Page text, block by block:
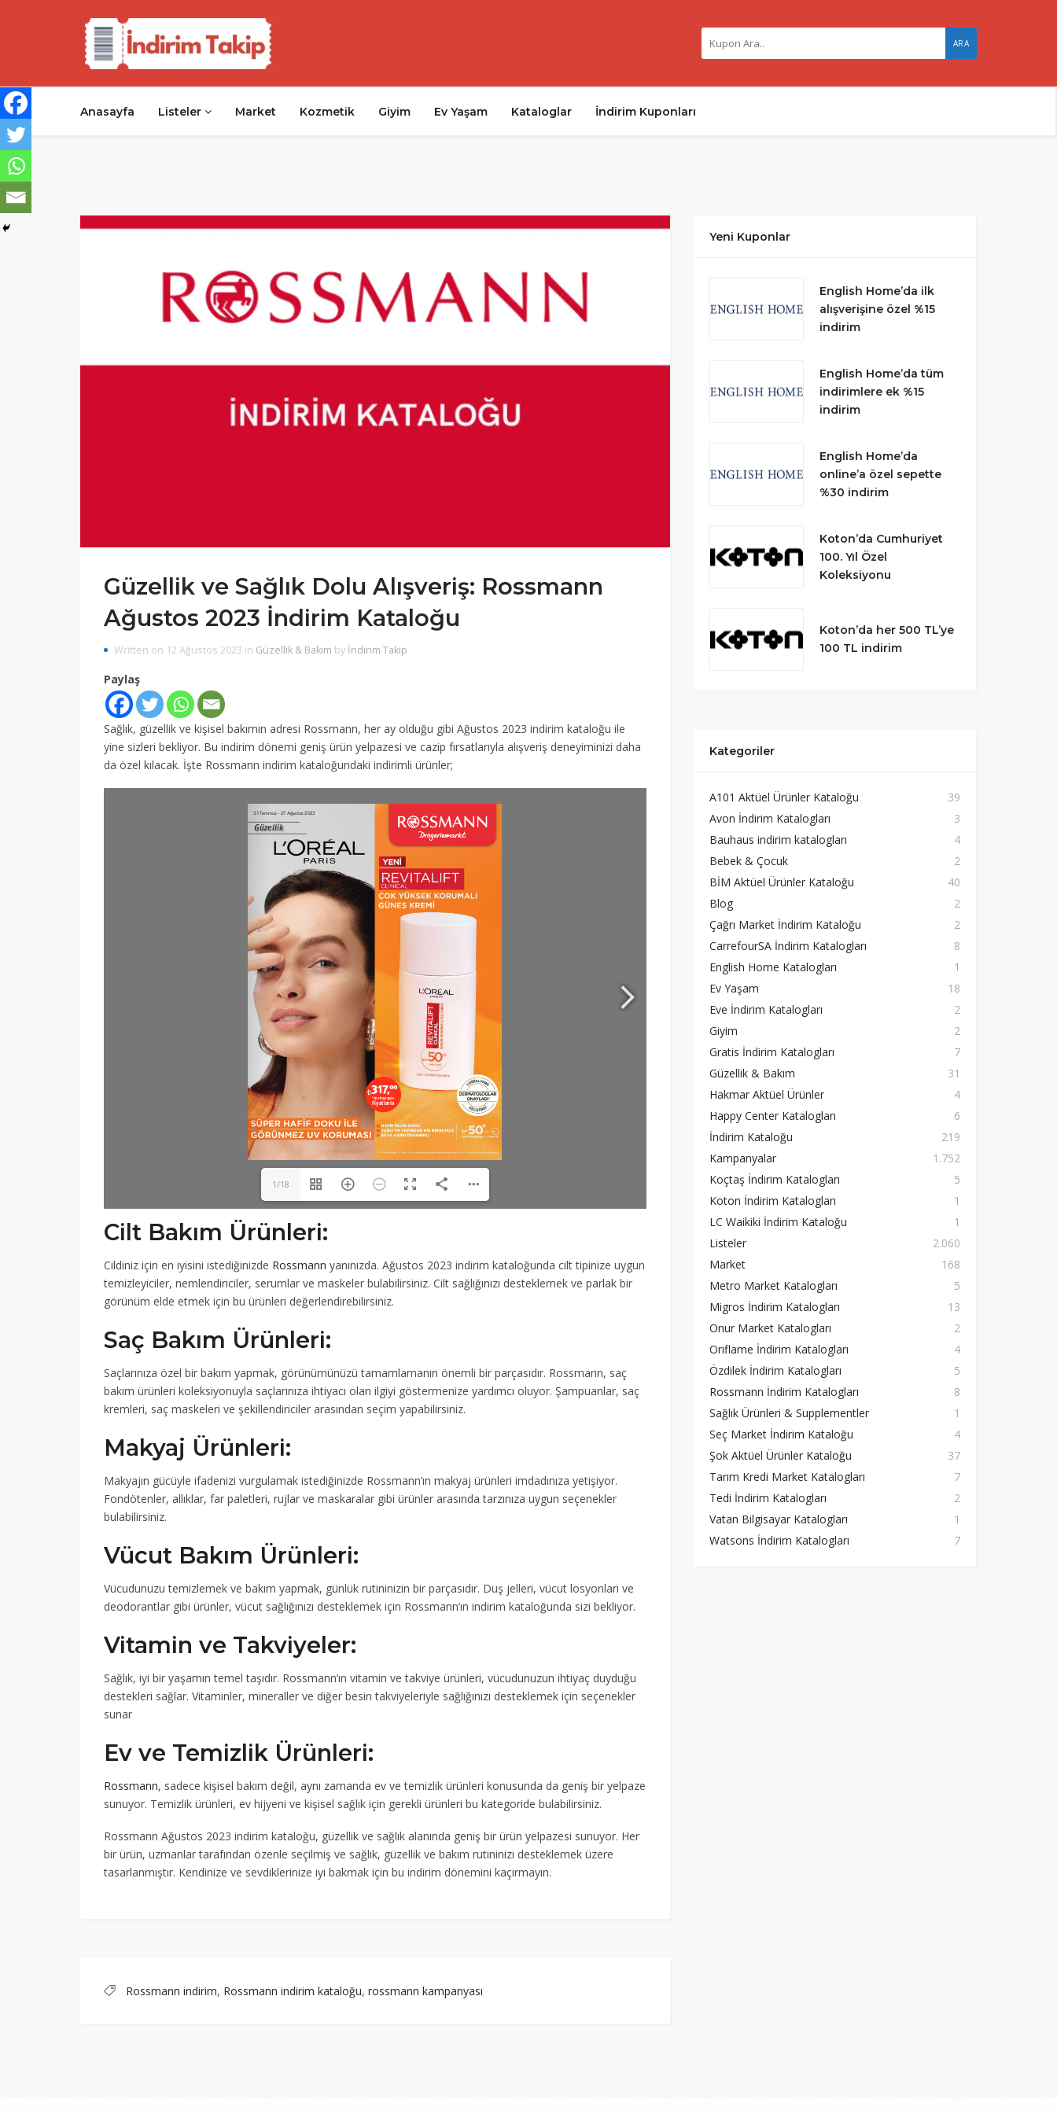
ARA
Anasayfa Listeler Market Kozmetik Giyim Ev Yaşam Kataloglar İndirim Kuponları
Güzellik ve Sağlık Dolu Alışveriş: Rossmann
Ağustos 2023 İndirim Kataloğu
Written on 12 Ağustos 2023 in Güzellik & Bakım by İndirim Takip
Paylaş
Sağlık, güzellik ve kişisel bakımın adresi Rossmann, her ay olduğu gibi Ağustos 2023 indirim kataloğu ile
yine sizleri bekliyor. Bu indirim dönemi geniş ürün yelpazesi ve cazip fırsatlarıyla alışveriş deneyiminizi daha
da özel kılacak. İşte Rossmann indirim kataloğundaki indirimli ürünler;
1/18
Cilt Bakım Ürünleri:
Cildiniz için en iyisini istediğinizde Rossmann yanınızda. Ağustos 2023 indirim kataloğunda cilt tipinize uygun
temizleyiciler, nemlendiriciler, serumlar ve maskeler bulabilirsiniz. Cilt sağlığınızı desteklemek ve parlak bir
görünüm elde etmek için bu ürünleri değerlendirebilirsiniz.
Saç Bakım Ürünleri:
Saçlarınıza özel bir bakım yapmak, görünümünüzü tamamlamanın önemli bir parçasıdır. Rossmann, saç
bakım ürünleri koleksiyonuyla saçlarınıza ihtiyacı olan ilgiyi göstermenize yardımcı oluyor. Şampuanlar, saç
kremleri, saç maskeleri ve şekillendiriciler arasından seçim yapabilirsiniz.
Makyaj Ürünleri:
Makyajın gücüyle ifadenizi vurgulamak istediğinizde Rossmann’ın makyaj ürünleri imdadınıza yetişiyor.
Fondötenler, allıklar, far paletleri, rujlar ve maskaralar gibi ürünler arasında tarzınıza uygun seçenekler
bulabilirsiniz.
Vücut Bakım Ürünleri:
Vücudunuzu temizlemek ve bakım yapmak, günlük rutininizin bir parçasıdır. Duş jelleri, vücut losyonları ve
deodorantlar gibi ürünler, vücut sağlığınızı desteklemek için Rossmann’ın indirim kataloğunda sizi bekliyor.
Vitamin ve Takviyeler:
Sağlık, iyi bir yaşamın temel taşıdır. Rossmann’ın vitamin ve takviye ürünleri, vücudunuzun ihtiyaç duyduğu
destekleri sağlar. Vitaminler, mineraller ve diğer besin takviyeleriyle sağlığınızı desteklemek için seçenekler
sunar
Ev ve Temizlik Ürünleri:
Rossmann, sadece kişisel bakım değil, aynı zamanda ev ve temizlik ürünleri konusunda da geniş bir yelpaze
sunuyor. Temizlik ürünleri, ev hijyeni ve kişisel sağlık için gerekli ürünleri bu kategoride bulabilirsiniz.
Rossmann Ağustos 2023 indirim kataloğu, güzellik ve sağlık alanında geniş bir ürün yelpazesi sunuyor. Her
bir ürün, uzmanlar tarafından özenle seçilmiş ve sağlık, güzellik ve bakım rutininizi desteklemek üzere
tasarlanmıştır. Kendinize ve sevdiklerinize iyi bakmak için bu indirim dönemini kaçırmayın.
Rossmann indirim, Rossmann indirim kataloğu, rossmann kampanyası
Yeni Kuponlar
English Home’da ilk
alışverişine özel %15
indirim
English Home’da tüm
indirimlere ek %15
indirim
English Home’da
online’a özel sepette
%30 indirim
Koton’da Cumhuriyet
100. Yıl Özel
Koleksiyonu
Koton’da her 500 TL’ye
100 TL indirim
Kategoriler
A101 Aktüel Ürünler Kataloğu
39
Avon İndirim Katalogları
3
Bauhaus indirim katalogları
4
Bebek & Çocuk
2
BİM Aktüel Ürünler Kataloğu
40
Blog
2
Çağrı Market İndirim Kataloğu
2
CarrefourSA İndirim Katalogları
8
English Home Katalogları
1
Ev Yaşam
18
Eve İndirim Katalogları
2
Giyim
2
Gratis İndirim Katalogları
7
Güzellik & Bakım
31
Hakmar Aktüel Ürünler
4
Happy Center Katalogları
6
İndirim Kataloğu
219
Kampanyalar
1.752
Koçtaş İndirim Katalogları
5
Koton İndirim Katalogları
1
LC Waikiki İndirim Kataloğu
1
Listeler
2.060
Market
168
Metro Market Katalogları
5
Migros İndirim Katalogları
13
Onur Market Katalogları
2
Oriflame İndirim Katalogları
4
Özdilek İndirim Katalogları
5
Rossmann İndirim Katalogları
8
Sağlık Ürünleri & Supplementler
1
Seç Market İndirim Kataloğu
4
Şok Aktüel Ürünler Kataloğu
37
Tarım Kredi Market Katalogları
7
Tedi İndirim Katalogları
2
Vatan Bilgisayar Katalogları
1
Watsons İndirim Katalogları
7